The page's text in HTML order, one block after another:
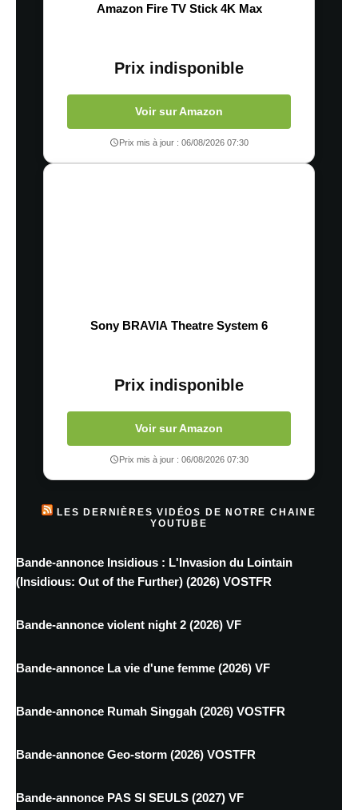
Amazon Fire TV Stick 4K Max
Prix indisponible
Voir sur Amazon
Prix mis à jour : 06/08/2026 07:30
Sony BRAVIA Theatre System 6
Prix indisponible
Voir sur Amazon
Prix mis à jour : 06/08/2026 07:30
LES DERNIÈRES VIDÉOS DE NOTRE CHAINE
YOUTUBE
Bande-annonce Insidious : L'Invasion du Lointain
(Insidious: Out of the Further) (2026) VOSTFR
Bande-annonce violent night 2 (2026) VF
Bande-annonce La vie d'une femme (2026) VF
Bande-annonce Rumah Singgah (2026) VOSTFR
Bande-annonce Geo-storm (2026) VOSTFR
Bande-annonce PAS SI SEULS (2027) VF